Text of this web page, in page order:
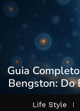
Guia
Bengston: Do
Life Style